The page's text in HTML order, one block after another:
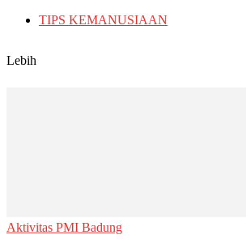
TIPS KEMANUSIAAN
Lebih
Aktivitas PMI Badung